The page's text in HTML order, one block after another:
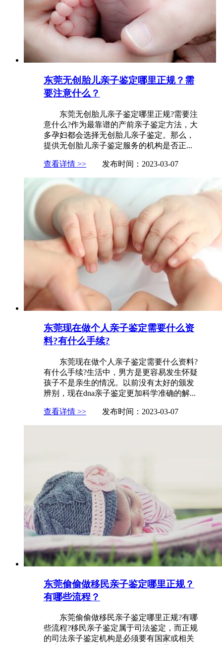
东莞无创胎儿亲子鉴定哪里正规？需
要注意什么？
东莞无创胎儿亲子鉴定哪里正规?需要注
意什么?作为最靠谱的产前亲子鉴定方法，大
多孕妇都会选择无创胎儿亲子鉴定。那么，
提供无创胎儿亲子鉴定服务的机构是否正...
查看详情 >> 发布时间：2023-03-07
东莞现在做个人亲子鉴定需要什么资
料?有什么手续?
东莞现在做个人亲子鉴定需要什么资料?
有什么手续?生活中，男方是更容易发生怀疑
孩子不是亲生的情况。以前没有太好的颁发
辨别，现在dna亲子鉴定更加科学准确的解...
查看详情 >> 发布时间：2023-03-07
东莞偷偷做移民亲子鉴定哪里正规？
有哪些流程？
东莞偷偷做移民亲子鉴定哪里正规?有哪
些流程?移民亲子鉴定属于司法鉴定，而正规
的司法亲子鉴定机构是必须要有国家或相关